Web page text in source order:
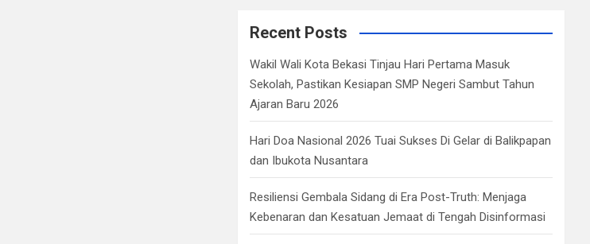
c
Recent Posts
Wakil Wali Kota Bekasi Tinjau Hari Pertama Masuk
Sekolah, Pastikan Kesiapan SMP Negeri Sambut Tahun
Ajaran Baru 2026
Hari Doa Nasional 2026 Tuai Sukses Di Gelar di Balikpapan
dan Ibukota Nusantara
Resiliensi Gembala Sidang di Era Post-Truth: Menjaga
Kebenaran dan Kesatuan Jemaat di Tengah Disinformasi